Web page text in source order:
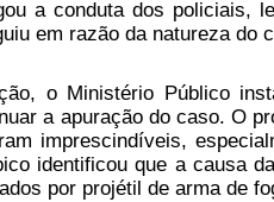
a conduta dos policiais,
em razão da natureza do
o Ministério Público
a apuração do caso. O
imprescindíveis,
identificou que a causa
por projétil de arma de